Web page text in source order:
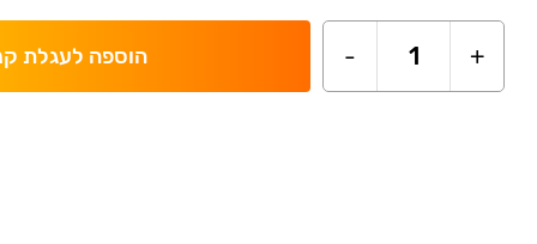
+
1
- הוספה לעגלת